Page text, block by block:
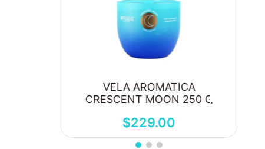
VELA AROMATICA
CRESCENT MOON 250 G
$229.00